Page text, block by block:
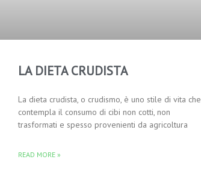
LA DIETA CRUDISTA
La dieta crudista, o crudismo, è uno stile di vita che
contempla il consumo di cibi non cotti, non
trasformati e spesso provenienti da agricoltura
READ MORE »